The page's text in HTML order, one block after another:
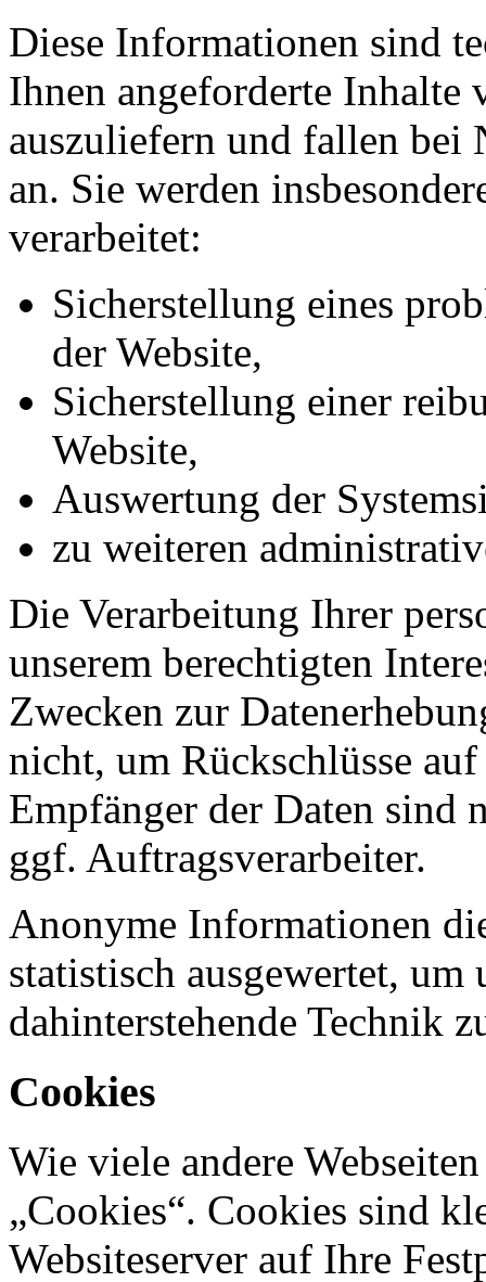
Diese Informationen sind
Ihnen angeforderte Inhalte
auszuliefern und fallen bei
an. Sie werden
verarbeitet:
Sicherstellung eines
der Website,
Sicherstellung einer
Website,
Auswertung der
zu weiteren
Die Verarbeitung Ihrer
unserem berechtigten
Zwecken zur
nicht, um Rückschlüsse
Empfänger der Daten sind
ggf. Auftragsverarbeiter.
Anonyme Informationen
statistisch ausgewertet,
dahinterstehende Technik
Cookies
Wie viele andere
„Cookies“. Cookies sind
Websiteserver auf Ihre